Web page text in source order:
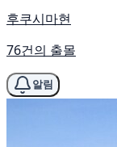
후쿠시마현
76건의 출몰
알림